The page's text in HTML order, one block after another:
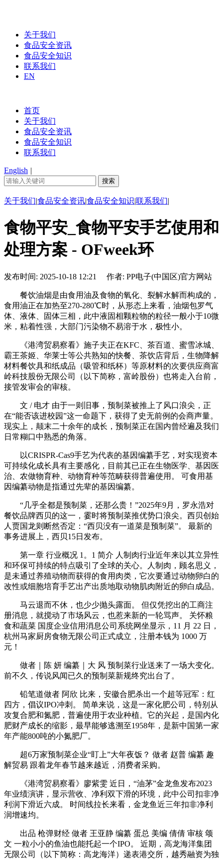
关于我们
食品安全资讯
食品安全知识
联系我们
EN
首页
关于我们
食品安全资讯
食品安全知识
联系我们
English |
关于我们|食品安全资讯|食品安全知识|联系我们|
食物平安_食物平安手艺使用和
处理方案 - OFweek环
发布时间: 2025-10-18 12:21 作者: PP电子(中国区)官方网站
餐饮油烟是由食用油及食物的氧化、裂解水解而构成的，
食用油正在加热至270-280℃时，从形态上来看，油烟包罗气
体、液体、固体三相，此中液固相颗粒物的粒径一般小于10微
米，粘着性强，大部门污染物不易溶于水，极性小。
《港湾贸易察看》施子夫正在KFC、茶百道、蜜雪冰城、
霸王茶姬、华莱士等公共熟知的快餐、茶饮店背后，生物降解
材料餐饮具和纸成品（吸管和纸杯）等原材料的次要供应商富
岭科技股份无限公司（以下简称，富岭股份）也将走入台前，
接管发审会的审核。
文 / 电才 由于一则旧事，预制菜被推上了风口浪尖，正
在“能否该进校园”这一命题下，获得了史无前例的会商声量。
现实上，颠末二十余年的成长，预制菜正在国内曾经遍及我们
日常糊口中熟悉的角落。
以CRISPR-Cas9手艺为代表的基因编纂手艺，对实现资本
可持续化成长具有主要感化，目前其已正在生物医学、基因医
治、农做物育种、动物育种等范畴获得普遍使用。 可食用基
因编纂动物是指通过先辈的基因编纂。
“几乎全都是预制菜，还那么贵！”2025年9月，罗永浩对
餐饮品牌西贝的这一，霎时将预制菜推优势口浪尖。西贝创始
人贾国龙则断然否定：“西贝没有一道菜是预制菜”。 最新的
事务进展上，西贝15日发布。
第一章 行业概况 1。1 简介 人制肉行业近年来以其立异性
和环保可持续的特点吸引了全球的关心。人制肉，顾名思义，
是未通过养殖动物而获得的食用肉类，它次要通过动物卵白的
改性或细胞培育手艺出产出质地取动物肌肉附近的卵白成品。
马云退而不休，也少少抛头露面。 但仅凭挖出的工商注
册消息，就搅动了市场风云，也惹来新的一轮骂声。 关怀粮
食和蔬菜 国度企业信用消息公司系统网坐显示，11 月 22 日，
杭州马家厨房食物无限公司正式成立，注册本钱为 1000 万
元！
做者｜陈 妍 编纂｜大 风 预制菜行业送来了一场大变化。
前不久，传说风闻已久的预制菜新规终究出台了。
铅笔道做者 阿欣 比来，安徽合肥杀出一个超等冠军：红
四方，倡议IPO冲刺。 简单来说，这是一家化肥公司，特别从
攻复合肥和氮肥，普遍使用于农业种植。它的兴起，是国内化
肥财产成长的缩影，最早能够逃溯至1958年，是新中国第一家
年产能800吨的小氮肥厂。
超6万家预制菜企业“盯上”大年夜饭？ 做者 赵普 编纂 趣
解贸易 跟着龙年春节越来越近，消费者采购。
《港湾贸易察看》廖紫雯 近日，“油茅”金龙鱼发布2023
年业绩演讲，显示营收、净利双下滑的环境，此中公司扣非净
利润下滑近六成。 时间线拉长来看，金龙鱼近三年扣非净利
润增速均。
出品 枪弹财经 做者 王亚静 编纂 蛋总 美编 倩倩 审核 颂
文 一粒小小的鱼油也能托起一个IPO。 近期，高龙海洋集团
无限公司（以下简称：高龙海洋）递表港交所，越秀融资为独